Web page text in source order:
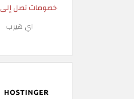
خصومات تصل إلى 25%
اي هيرب